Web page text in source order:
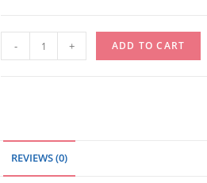
CUTAFACTINE
RIVADOUCE
- + ADD TO CART
REVIEWS (0)